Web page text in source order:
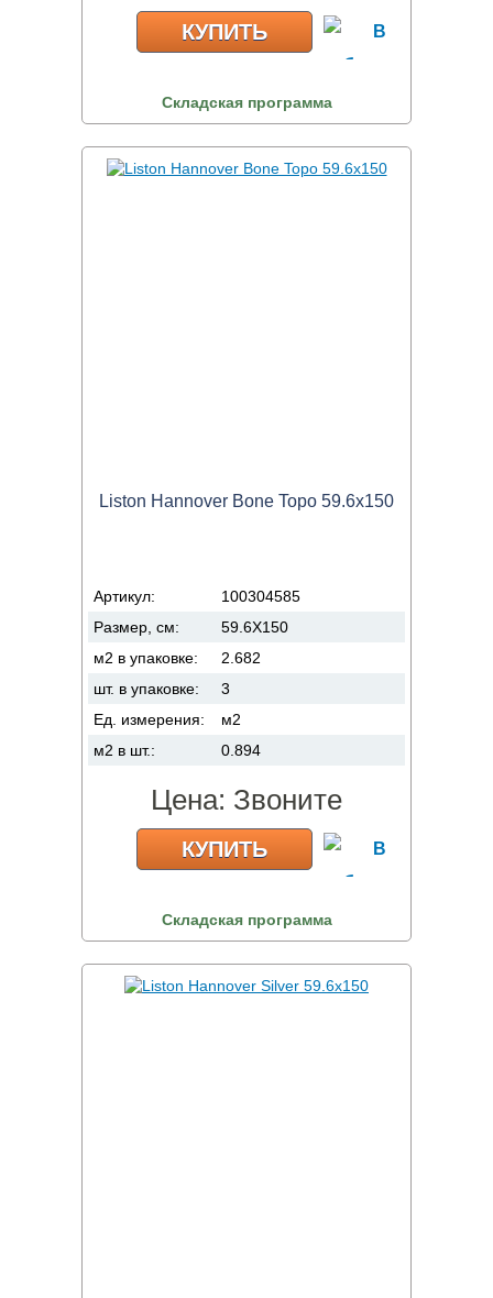
КУПИТЬ
Складская программа
Liston Hannover Bone Topo 59.6x150
Артикул:
100304585
Размер, см:
59.6X150
м2 в упаковке:
2.682
шт. в упаковке:
3
Ед. измерения:
м2
м2 в шт.:
0.894
Цена: Звоните
КУПИТЬ
Складская программа